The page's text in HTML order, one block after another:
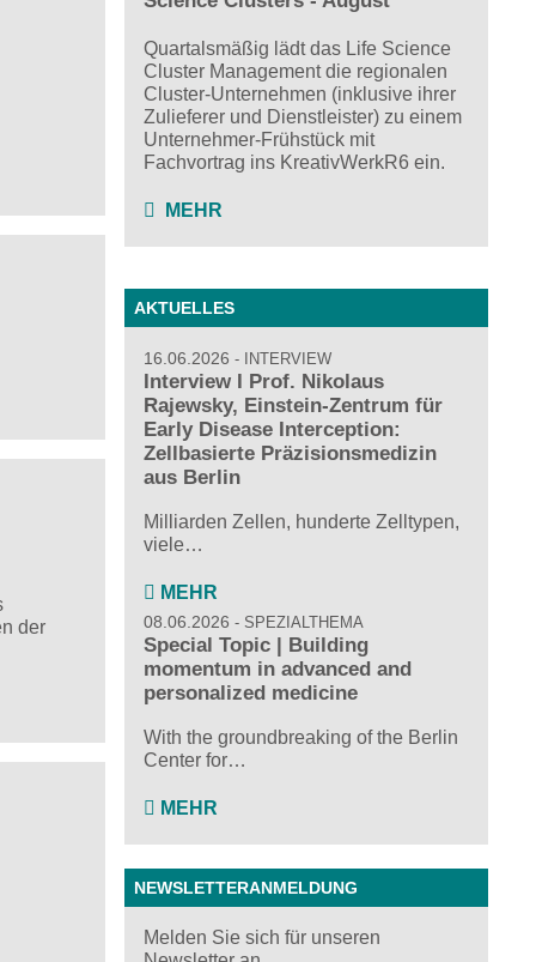
der
Quartalsmäßig lädt das Life Science
Cluster Management die regionalen
Cluster-Unternehmen (inklusive ihrer
Zulieferer und Dienstleister) zu einem
Unternehmer-Frühstück mit
Fachvortrag ins KreativWerkR6 ein.
MEHR
AKTUELLES
16.06.2026 INTERVIEW
Interview I Prof. Nikolaus
Rajewsky, Einstein-Zentrum für
Early Disease Interception:
Zellbasierte Präzisionsmedizin
aus Berlin
Milliarden Zellen, hunderte Zelltypen,
viele…
MEHR
08.06.2026 SPEZIALTHEMA
Special Topic | Building
momentum in advanced and
personalized medicine
With the groundbreaking of the Berlin
Center for…
MEHR
NEWSLETTERANMELDUNG
Melden Sie sich für unseren